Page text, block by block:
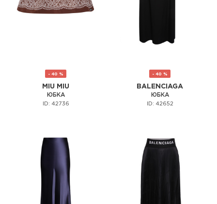
- 40 %
MIU MIU
ЮБКА
ID: 42736
- 40 %
BALENCIAGA
ЮБКА
ID: 42652